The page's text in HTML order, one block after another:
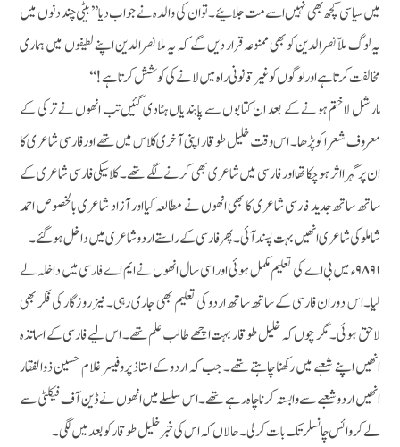
میں سیاسی کچھ بھی نہیں اسے مت جلائیے۔توان کی والدہ نے جواب دیا ’’بیٹی چند دنوں میں
یہ لوگ ملاّ نصرالدین کو بھی ممنوعہ قرار دیں گے کہ یہ ملا نصرالدین اپنے لطیفوں میں ہماری
مخالفت کرتا ہے اور لوگوں کو غیرقانونی راہ میں لانے کی کوشش کرتا ہے!‘‘
مارشل لاختم ہونے کے بعد ان کتابوں سے پابندیاں ہٹادی گئیں تب انھوں نے ترکی کے
معروف شعرا کو پڑھا۔ اس وقت خلیل طوقار اپنی آخری کلاس میں تھے اور فارسی شاعری کا
ان پر گہرا اثر ہوچکا تھا اور فارسی میں شاعری بھی کرنے لگے تھے۔ کلاسیکی فارسی شاعری کے
ساتھ ساتھ جدید فارسی شاعری کا بھی انھوں نے مطالعہ کیااور آزاد شاعری بالخصوص احمد
شاملو کی شاعری انھیں بہت پسند آئی۔ پھر فارسی کے راستے اردو شاعری میں داخل ہوگئے۔
۹۸۹۱ء میں بی اے کی تعلیم مکمل ہوئی اور اسی سال انھوں نے ایم اے فارسی میں داخلہ لے
لیا۔اس دوران فارسی کے ساتھ ساتھ اردو کی تعلیم بھی جاری رہی۔ نیز روزگار کی فکر بھی
لاحق ہوئی۔ مگر چوں کہ خلیل طوقار بہت اچھے طالب علم تھے۔ اس لیے فارسی کے اساتذہ
انھیں اپنے شعبے میں رکھنا چاہتے تھے۔ جب کہ اردو کے استاذ پروفیسر غلام حسین ذوالفقار
انھیں اردو شعبے سے وابستہ کرنا چاہ رہے تھے۔ اس سلسلے میں انھوں نے ڈین آف فیکلٹی سے
لے کر وائس چانسلر تک بات کرلی۔ حالاں کہ اس کی خبر خلیل طوقار کو بعد میں لگی۔